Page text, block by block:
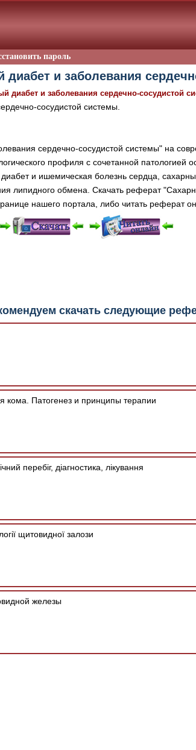
пароль
и заболевания
диабет и заболевания сердечно-сосудистой
сосудистой системы.
сердечно-сосудистой системы" на
профиля с сочетанной патологией
и ишемическая болезнь сердца,
липидного обмена. Скачать реферат
нашего портала, либо читать реферат
скачать следующие
кома. Патогенез и принципы терапии
перебіг, діагностика, лікування
щитовидної залози
железы